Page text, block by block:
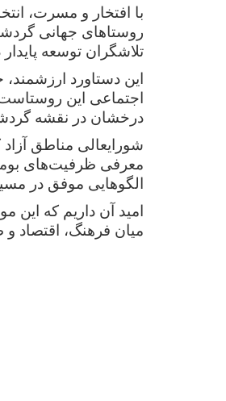
با افتخار و مسرت،
روستاهای جهانی
تلاشگران توسعه
این دستاورد
اجتماعی این
درخشان در نقشه
شورایعالی مناطق
معرفی ظرفیت‌های
الگوهایی موفق در
امید آن داریم که این
میان فرهنگ، اقتصاد